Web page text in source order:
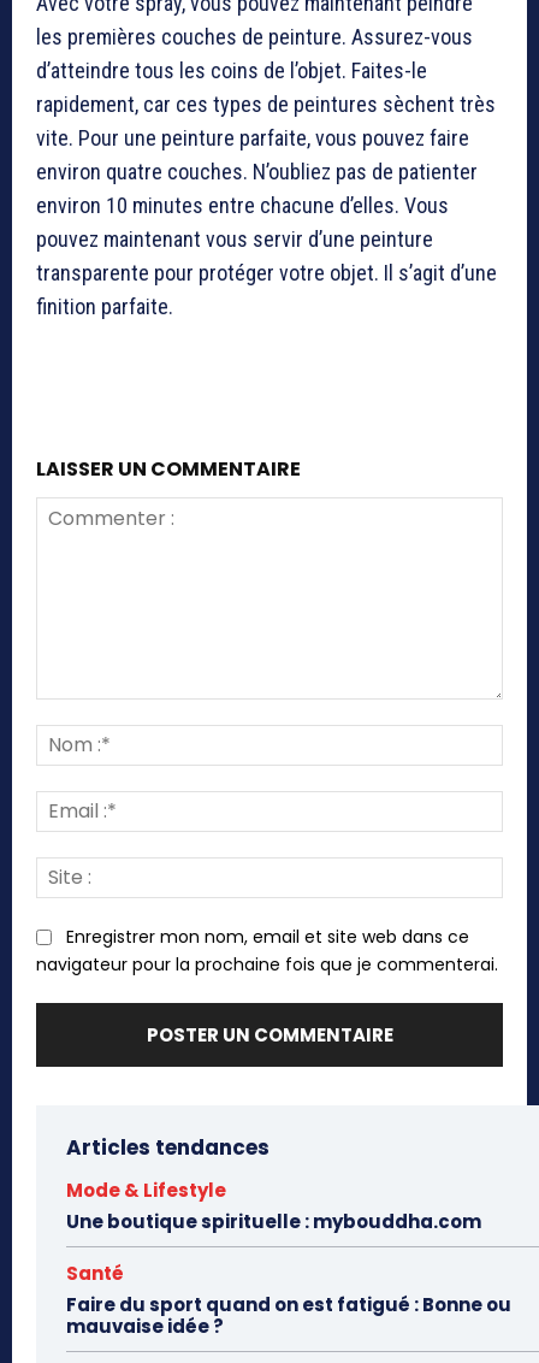
les premières couches de peinture. Assurez-vous
d’atteindre tous les coins de l’objet. Faites-le
rapidement, car ces types de peintures sèchent très
vite. Pour une peinture parfaite, vous pouvez faire
environ quatre couches. N’oubliez pas de patienter
environ 10 minutes entre chacune d’elles. Vous
pouvez maintenant vous servir d’une peinture
transparente pour protéger votre objet. Il s’agit d’une
finition parfaite.
LAISSER UN COMMENTAIRE
:*
:*
:
Enregistrer mon nom, email et site web dans ce
navigateur pour la prochaine fois que je commenterai.
Articles tendances
Mode & Lifestyle
Une boutique spirituelle : mybouddha.com
Santé
Faire du sport quand on est fatigué : Bonne ou
mauvaise idée ?